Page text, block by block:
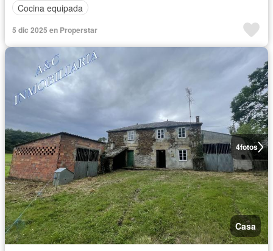
Cocina equipada
5 dic 2025 en Properstar
4fotos
Casa